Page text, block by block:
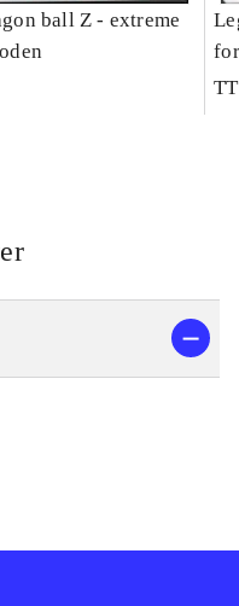
ball Z - extreme